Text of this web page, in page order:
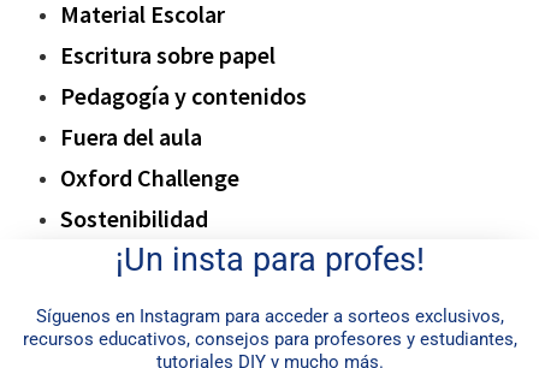
Material Escolar
Escritura sobre papel
Pedagogía y contenidos
Fuera del aula
Oxford Challenge
Sostenibilidad
¡Un insta para profes!
Síguenos en Instagram para acceder a sorteos exclusivos,
recursos educativos, consejos para profesores y estudiantes,
tutoriales DIY y mucho más.